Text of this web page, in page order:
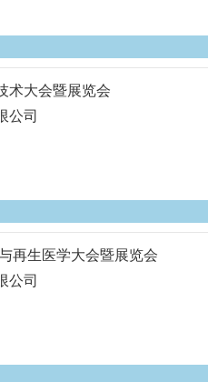
术大会暨展览会
公司
再生医学大会暨展览会
公司